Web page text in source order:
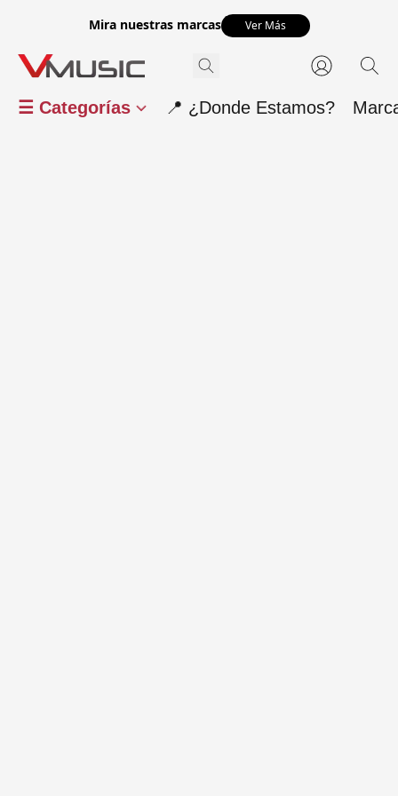
Mira nuestras marcas Ver Más
☰ Categorías 📍 ¿Donde Estamos?